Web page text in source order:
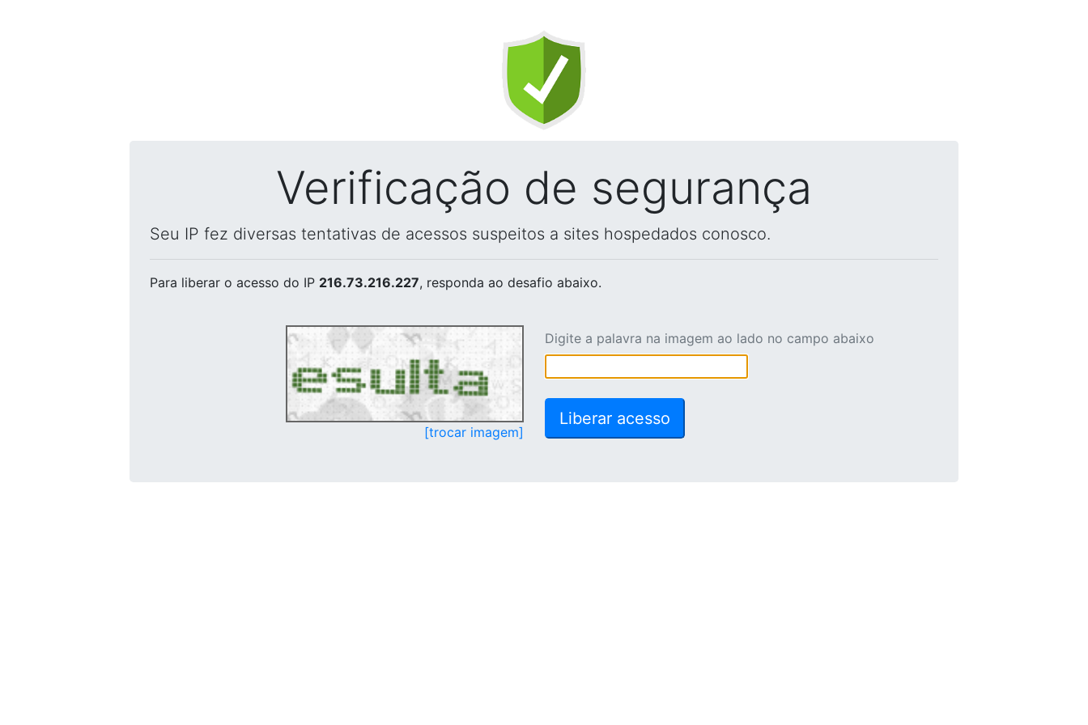
Verificação de segurança
Seu IP fez diversas tentativas de acessos suspeitos a sites hospedados conosco.
Para liberar o acesso do IP 216.73.216.227, responda ao desafio abaixo.
[trocar imagem]
Digite a palavra na imagem ao lado no campo abaixo